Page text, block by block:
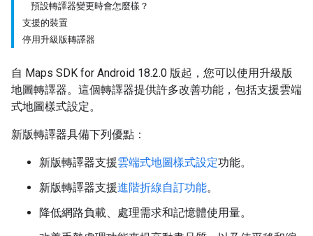
預設轉譯器變更時會怎麼樣？
支援的裝置
停用升級版轉譯器
自 Maps SDK for Android 18.2.0 版起，您可以使用升級版
地圖轉譯器。這個轉譯器提供許多改善功能，包括支援雲端
式地圖樣式設定。
新版轉譯器具備下列優點：
新版轉譯器支援雲端式地圖樣式設定功能。
新版轉譯器支援進階折線自訂功能。
降低網路負載、處理需求和記憶體使用量。